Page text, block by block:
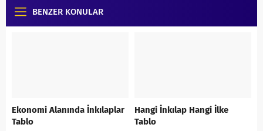
BENZER KONULAR
Ekonomi Alanında İnkılaplar
Tablo
Hangi İnkılap Hangi İlke
Tablo